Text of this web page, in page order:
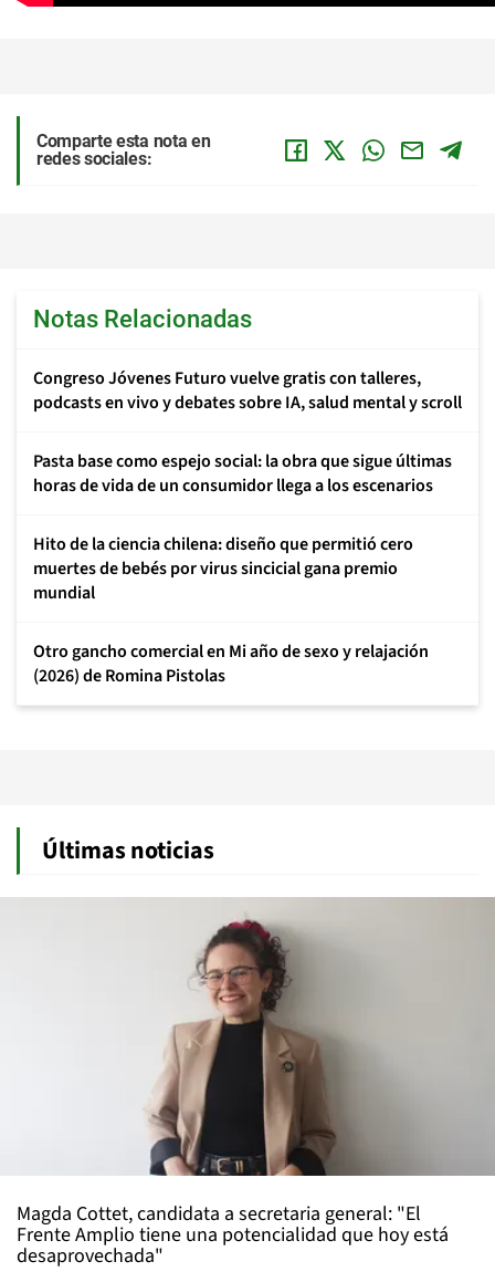
Comparte esta nota en
redes sociales:
Notas Relacionadas
Congreso Jóvenes Futuro vuelve gratis con talleres,
podcasts en vivo y debates sobre IA, salud mental y scroll
Pasta base como espejo social: la obra que sigue últimas
horas de vida de un consumidor llega a los escenarios
Hito de la ciencia chilena: diseño que permitió cero
muertes de bebés por virus sincicial gana premio
mundial
Otro gancho comercial en Mi año de sexo y relajación
(2026) de Romina Pistolas
Últimas noticias
Magda Cottet, candidata a secretaria general: "El
Frente Amplio tiene una potencialidad que hoy está
desaprovechada"